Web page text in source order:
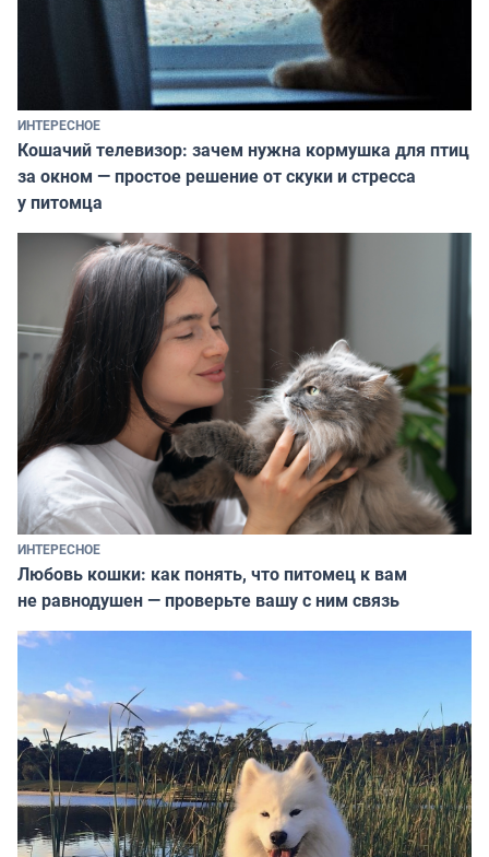
ИНТЕРЕСНОЕ
Кошачий телевизор: зачем нужна кормушка для птиц
за окном — простое решение от скуки и стресса
у питомца
ИНТЕРЕСНОЕ
Любовь кошки: как понять, что питомец к вам
не равнодушен — проверьте вашу с ним связь